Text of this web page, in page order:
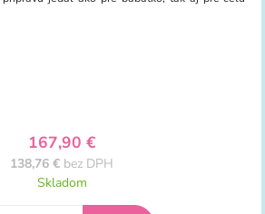
167,90 €
138,76 € bez DPH
Skladom